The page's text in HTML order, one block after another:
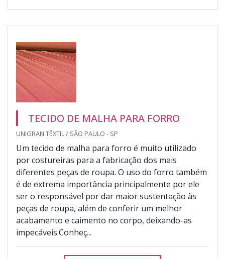
TECIDO DE MALHA PARA FORRO
UNIGRAN TÊXTIL / SÃO PAULO - SP
Um tecido de malha para forro é muito utilizado
por costureiras para a fabricação dos mais
diferentes peças de roupa. O uso do forro também
é de extrema importância principalmente por ele
ser o responsável por dar maior sustentação às
peças de roupa, além de conferir um melhor
acabamento e caimento no corpo, deixando-as
impecáveis.Conheç...